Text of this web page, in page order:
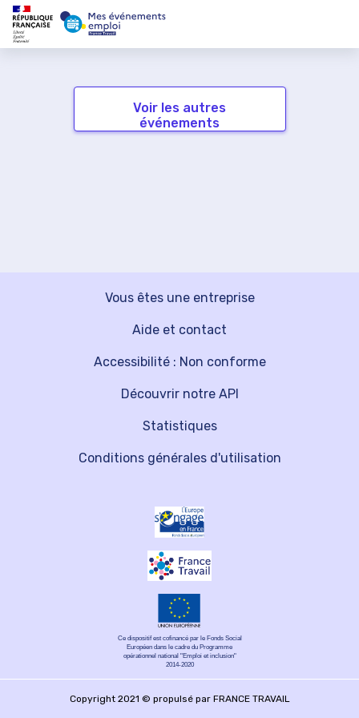
Voir les autres
événements
Vous êtes une entreprise
Découvrir notre API
Aide et contact
Statistiques
Accessibilité : Non conforme
Conditions générales d'utilisation
Ce dispositif est cofinancé par le Fonds Social
Européen dans le cadre du Programme
opérationnel national "Emploi et inclusion"
2014-2020
Copyright 2021 © propulsé par FRANCE TRAVAIL